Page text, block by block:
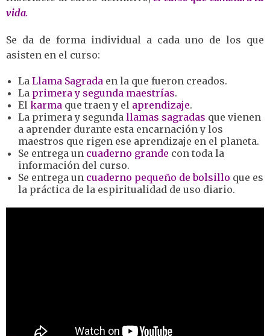
vida.
Se da de forma individual a cada uno de los que
asisten en el curso:
La Llama Sagrada en la que fueron creados.
La primera y segunda maestrías.
El karma que traen y el aprendizaje.
La primera y segunda llamas sagradas que vienen
a aprender durante esta encarnación y los
maestros que rigen ese aprendizaje en el planeta.
Se entrega un cuaderno grande con toda la
información del curso.
Se entrega un cuaderno pequeño de bolsillo que es
la práctica de la espiritualidad de uso diario.